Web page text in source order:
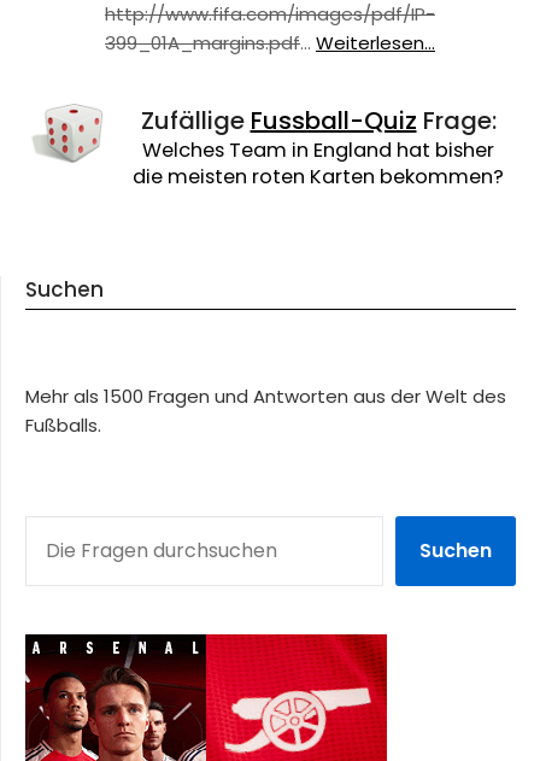
http://www.fifa.com/images/pdf/IP-
399_01A_margins.pdf… Weiterlesen...
Zufällige Fussball-Quiz Frage:
Welches Team in England hat bisher
die meisten roten Karten bekommen?
Suchen
Mehr als 1500 Fragen und Antworten aus der Welt des
Fußballs.
Suchen